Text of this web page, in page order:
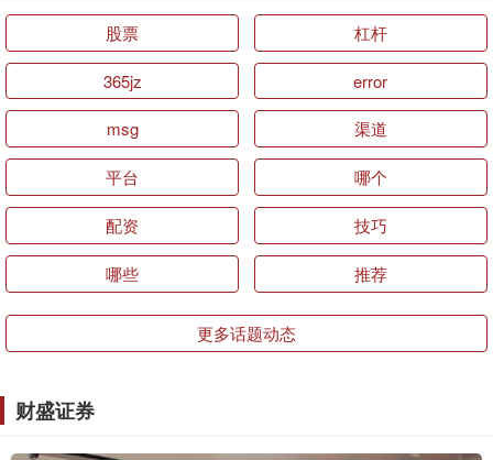
股票 杠杆
365jz error
msg 渠道
平台 哪个
配资 技巧
哪些 推荐
更多话题动态
财盛证券